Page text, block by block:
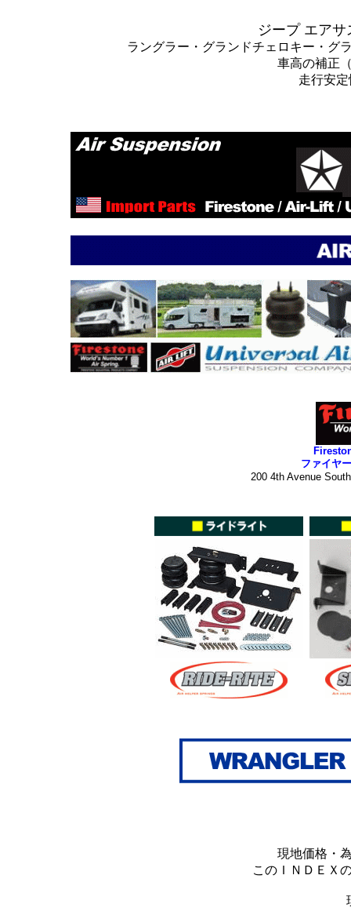
ジープ エアサ
ラングラー・グランドチェロキー・グ
車高の補正
走行安
ファイヤ
200 4th Avenue
現地価格・
このＩＮＤＥＸ